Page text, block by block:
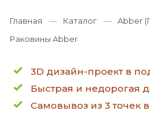
Главная — Каталог — Abber
Раковины Abber
3D дизайн-проект в
Быстрая и недорогая
Самовывоз из 3 точек